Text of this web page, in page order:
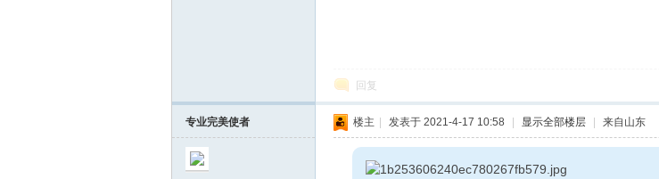
回复
专业完美使者 楼主 发表于 2021-4-17 10:58 显示全部楼层 来自山东